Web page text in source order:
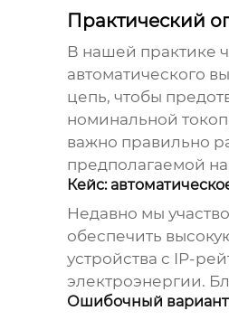
Практический
В нашей практике
автоматического
цепь, чтобы
номинальной
важно правильно
предполагаемой
Кейс:
Недавно мы
обеспечить
устройства с IP-
электроэнергии.
Ошибочный